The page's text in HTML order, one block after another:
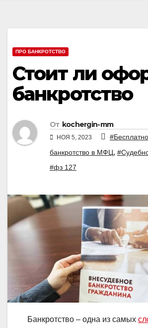
ПРО БАНКРОТСТВО
Стоит ли
банкротство
От kochergin-mm
НОЯ 5, 2023
банкротство в МФЦ,
#фз 127
Банкротство – одна из самых